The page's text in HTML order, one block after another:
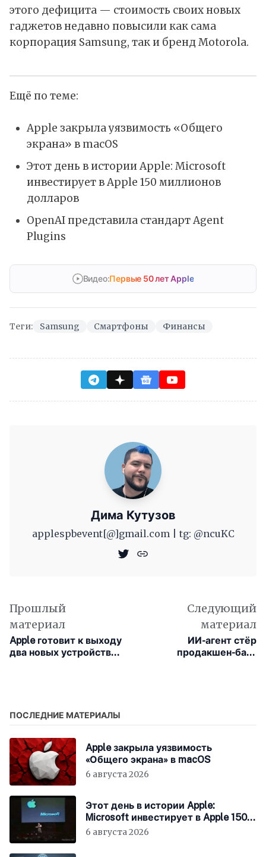
этого дефицита — стоимость своих новых
гаджетов недавно повысили как сама
корпорация Samsung, так и бренд Motorola.
Ещё по теме:
Apple закрыла уязвимость «Общего
экрана» в macOS
Этот день в истории Apple: Microsoft
инвестирует в Apple 150 миллионов
долларов
OpenAI представила стандарт Agent
Plugins
Видео:Первые 50 лет Apple
Теги: Samsung Смартфоны Финансы
Дима Кутузов
applespbevent[@]gmail.com | tg: @ncuKC
Прошлый
материал
Apple готовит к выходу
два новых устройства
Следующий
материал
ИИ-агент стёр
продакшен-базу
ПОСЛЕДНИЕ МАТЕРИАЛЫ
Apple закрыла уязвимость
«Общего экрана» в macOS
6 августа 2026
Этот день в истории Apple:
Microsoft инвестирует в Apple 150
миллионов долларов
6 августа 2026